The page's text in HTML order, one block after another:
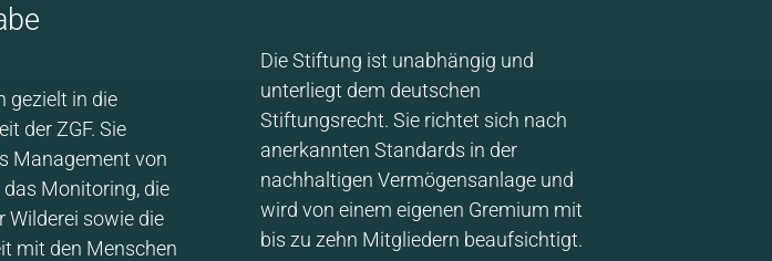
gezielt in die
der ZGF. Sie
Management von
Monitoring, die
Wilderei sowie die
mit den Menschen
Die Stiftung ist unabhängig und
unterliegt dem deutschen
Stiftungsrecht. Sie richtet sich nach
anerkannten Standards in der
nachhaltigen Vermögensanlage und
wird von einem eigenen Gremium mit
bis zu zehn Mitgliedern beaufsichtigt.